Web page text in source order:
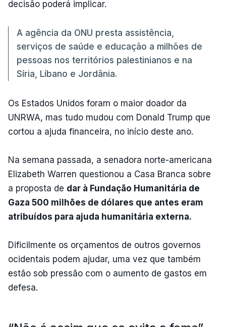
decisão poderá implicar.
A agência da ONU presta assistência,
serviços de saúde e educação a milhões de
pessoas nos territórios palestinianos e na
Síria, Líbano e Jordânia.
Os Estados Unidos foram o maior doador da
UNRWA, mas tudo mudou com Donald Trump que
cortou a ajuda financeira, no início deste ano.
Na semana passada, a senadora norte-americana
Elizabeth Warren questionou a Casa Branca sobre
a proposta de dar à Fundação Humanitária de
Gaza 500 milhões de dólares que antes eram
atribuídos para ajuda humanitária externa.
Dificilmente os orçamentos de outros governos
ocidentais podem ajudar, uma vez que também
estão sob pressão com o aumento de gastos em
defesa.